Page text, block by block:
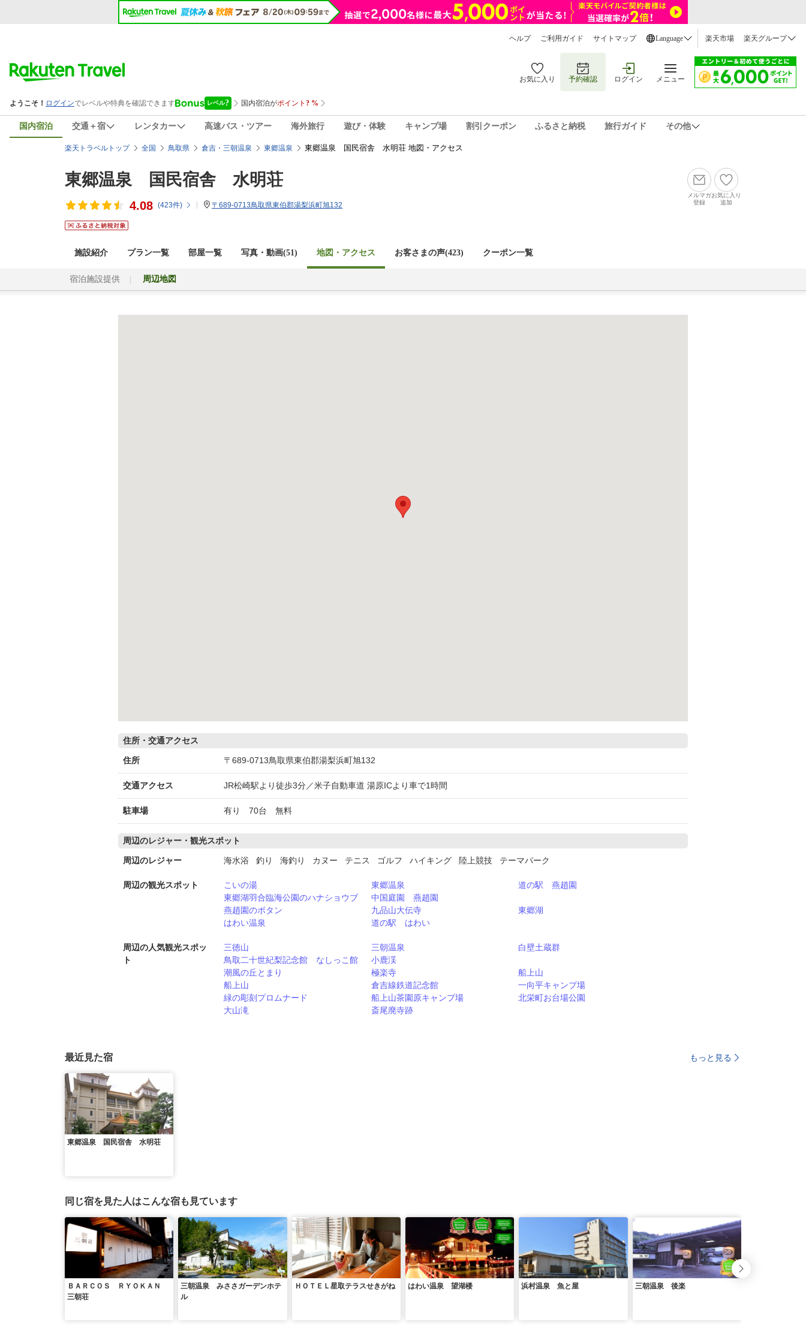
ヘルプ ご利用ガイド サイトマップ Language 楽天市場 楽天グループ
お気に入り 予約確認 ログイン メニュー
国内宿泊 交通＋宿 レンタカー 高速バス・ツアー 海外旅行 遊び・体験 キャンプ場 割引クーポン ふるさと納税 旅行ガイド その他
楽天トラベルトップ 全国 鳥取県 倉吉・三朝温泉 東郷温泉 東郷温泉 国民宿舎 水明荘 地図・アクセス
東郷温泉 国民宿舎 水明荘
4.08 (423件) 〒689-0713鳥取県東伯郡湯梨浜町旭132
メルマガ
登録
お気に入り
追加
施設紹介 プラン一覧 部屋一覧 写真・動画(51) 地図・アクセス お客さまの声(423) クーポン一覧
宿泊施設提供 周辺地図
住所・交通アクセス
住所 〒689-0713鳥取県東伯郡湯梨浜町旭132
交通アクセス JR松崎駅より徒歩3分／米子自動車道 湯原ICより車で1時間
駐車場 有り 70台 無料
周辺のレジャー・観光スポット
周辺のレジャー 海水浴 釣り 海釣り カヌー テニス ゴルフ ハイキング 陸上競技 テーマパーク
周辺の観光スポット こいの湯 東郷温泉
道の駅 燕趙園
東郷湖羽合臨海公園のハナショウブ
中国庭園 燕趙園
燕趙園のボタン
九品山大伝寺
東郷湖
はわい温泉
道の駅 はわい
周辺の人気観光スポッ
ト
三徳山 三朝温泉
白壁土蔵群
鳥取二十世紀梨記念館 なしっこ館
小鹿渓
潮風の丘とまり
極楽寺
船上山
船上山
倉吉線鉄道記念館
一向平キャンプ場
緑の彫刻プロムナード
船上山茶園原キャンプ場
北栄町お台場公園
大山滝
斎尾廃寺跡
最近見た宿 もっと見る
東郷温泉 国民宿舎 水明荘
同じ宿を見た人はこんな宿も見ています
ＢＡＲＣＯＳ ＲＹＯＫＡＮ
三朝荘
三朝温泉 みささガーデンホテ
ル
ＨＯＴＥＬ星取テラスせきがね はわい温泉 望湖楼 浜村温泉 魚と屋 三朝温泉 後楽